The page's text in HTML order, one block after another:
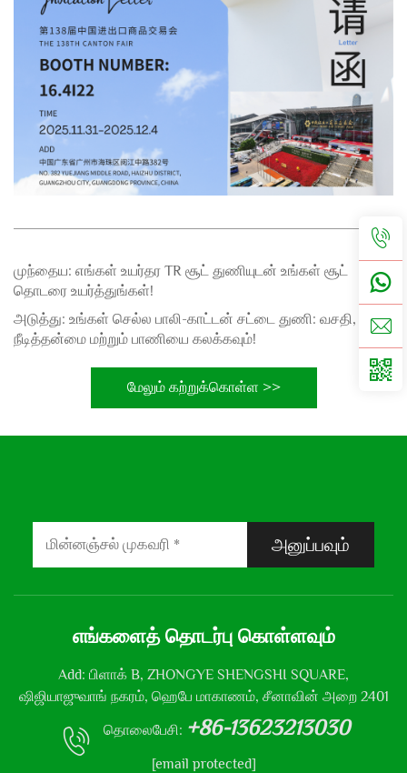
முந்தைய: எங்கள் உயர்தர TR சூட் துணியுடன் உங்கள் சூட்
தொடரை உயர்த்துங்கள்!
அடுத்து: உங்கள் செல்ல பாலி-காட்டன் சட்டை துணி: வசதி,
நீடித்தன்மை மற்றும் பாணியை கலக்கவும்!
மேலும் கற்றுக்கொள்ள >>
அனுப்பவும்
எங்களைத் தொடர்பு கொள்ளவும்
Add: பிளாக் B, ZHONGYE SHENGSHI SQUARE,
ஷிஜியாஜுவாங் நகரம், ஹெபே மாகாணம், சீனாவின் அறை 2401
தொலைபேசி: +86-13623213030
[email protected]